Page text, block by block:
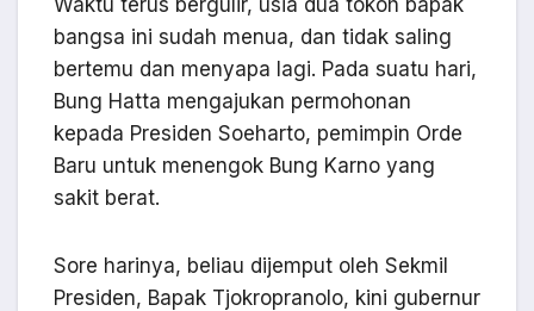
bangsa ini sudah menua, dan tidak saling
bertemu dan menyapa lagi. Pada suatu hari,
Bung Hatta mengajukan permohonan
kepada Presiden Soeharto, pemimpin Orde
Baru untuk menengok Bung Karno yang
sakit berat.
Sore harinya, beliau dijemput oleh Sekmil
Presiden, Bapak Tjokropranolo, kini gubernur